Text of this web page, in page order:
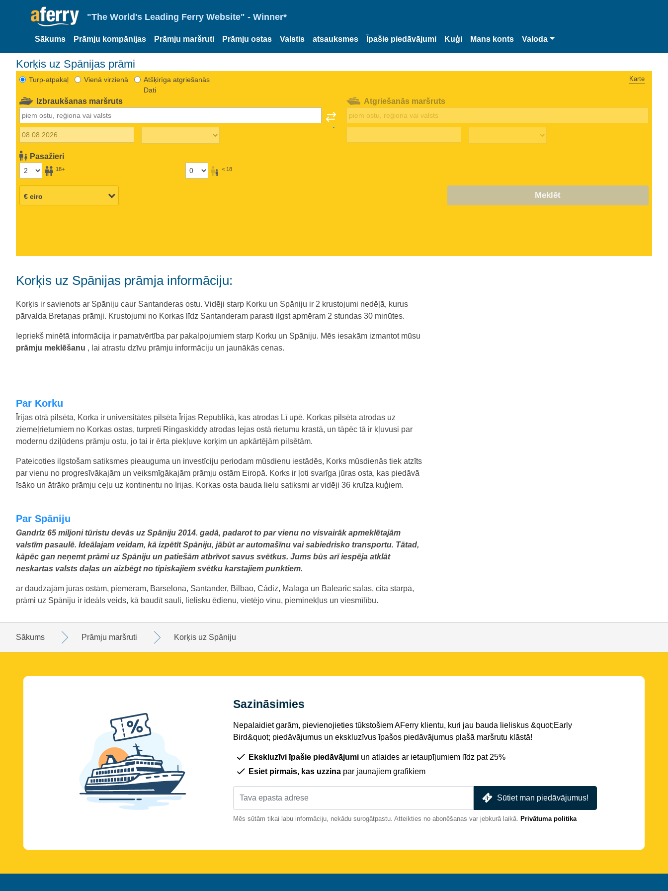
"The World's Leading Ferry Website" - Winner*
Sākums Prāmju kompānijas Prāmju maršruti Prāmju ostas Valstis atsauksmes Īpašie piedāvājumi Kuģi Mans konts Valoda
Korķis uz Spānijas prāmi
Turp-atpakaļ Vienā virzienā
Atšķirīga atgriešanās
Dati
Karte
Izbraukšanas maršruts
Pasažieri
18+ < 18
Atgriešanās maršruts
Meklēt
Korķis uz Spānijas prāmja informāciju:
Korķis ir savienots ar Spāniju caur Santanderas ostu. Vidēji starp Korku un Spāniju ir 2 krustojumi nedēļā, kurus
pārvalda Bretaņas prāmji. Krustojumi no Korkas līdz Santanderam parasti ilgst apmēram 2 stundas 30 minūtes.
Iepriekš minētā informācija ir pamatvērtība par pakalpojumiem starp Korku un Spāniju. Mēs iesakām izmantot mūsu
prāmju meklēšanu , lai atrastu dzīvu prāmju informāciju un jaunākās cenas.
Par Korku
Īrijas otrā pilsēta, Korka ir universitātes pilsēta Īrijas Republikā, kas atrodas Lī upē. Korkas pilsēta atrodas uz
ziemeļrietumiem no Korkas ostas, turpretī Ringaskiddy atrodas lejas ostā rietumu krastā, un tāpēc tā ir kļuvusi par
modernu dziļūdens prāmju ostu, jo tai ir ērta piekļuve korķim un apkārtējām pilsētām.
Pateicoties ilgstošam satiksmes pieauguma un investīciju periodam mūsdienu iestādēs, Korks mūsdienās tiek atzīts
par vienu no progresīvākajām un veiksmīgākajām prāmju ostām Eiropā. Korks ir ļoti svarīga jūras osta, kas piedāvā
īsāko un ātrāko prāmju ceļu uz kontinentu no Īrijas. Korkas osta bauda lielu satiksmi ar vidēji 36 kruīza kuģiem.
Par Spāniju
Gandrīz 65 miljoni tūristu devās uz Spāniju 2014. gadā, padarot to par vienu no visvairāk apmeklētajām
valstīm pasaulē. Ideālajam veidam, kā izpētīt Spāniju, jābūt ar automašīnu vai sabiedrisko transportu. Tātad,
kāpēc gan neņemt prāmi uz Spāniju un patiešām atbrīvot savus svētkus. Jums būs arī iespēja atklāt
neskartas valsts daļas un aizbēgt no tipiskajiem svētku karstajiem punktiem.
ar daudzajām jūras ostām, piemēram, Barselona, ​​Santander, Bilbao, Cádiz, Malaga un Balearic salas, cita starpā,
prāmi uz Spāniju ir ideāls veids, kā baudīt sauli, lielisku ēdienu, vietējo vīnu, pieminekļus un viesmīlību.
Sākums Prāmju maršruti Korķis uz Spāniju
Sazināsimies
Nepalaidiet garām, pievienojieties tūkstošiem AFerry klientu, kuri jau bauda lieliskus &quot;Early
Bird&quot; piedāvājumus un ekskluzīvus īpašos piedāvājumus plašā maršrutu klāstā!
Ekskluzīvi īpašie piedāvājumi un atlaides ar ietaupījumiem līdz pat 25%
Esiet pirmais, kas uzzina par jaunajiem grafikiem
Sūtiet man piedāvājumus!
Mēs sūtām tikai labu informāciju, nekādu surogātpastu. Atteikties no abonēšanas var jebkurā laikā. Privātuma politika